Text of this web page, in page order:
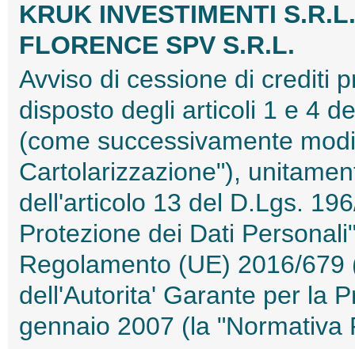
KRUK INVESTIMENTI S.R.L.
FLORENCE SPV S.R.L.
Avviso di cessione di crediti
disposto degli articoli 1 e 4
(come successivamente
Cartolarizzazione"),
dell'articolo 13 del D.Lgs.
Protezione dei Dati
Regolamento (UE) 2016/
dell'Autorita' Garante per la
gennaio 2007 (la "Normativa